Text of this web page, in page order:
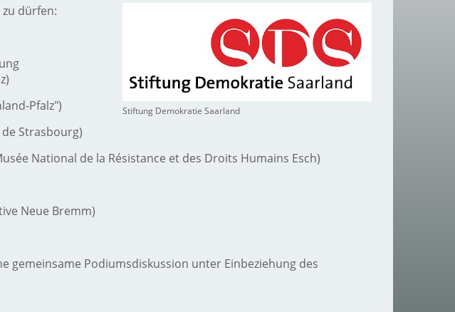
Stiftung Demokratie Saarland
dürfen:
Pfalz")
Strasbourg)
National de la Résistance et des Droits Humains Esch)
Neue Bremm)
gemeinsame Podiumsdiskussion unter Einbeziehung des